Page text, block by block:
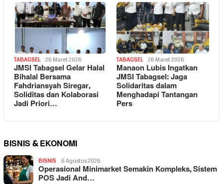
TABAGSEL 26 Maret 2026
JMSI Tabagsel Gelar Halal
Bihalal Bersama
Fahdriansyah Siregar,
Soliditas dan Kolaborasi
Jadi Priori…
TABAGSEL 26 Maret 2026
Manaon Lubis Ingatkan
JMSI Tabagsel: Jaga
Solidaritas dalam
Menghadapi Tantangan
Pers
BISNIS & EKONOMI
BISNIS 6 Agustus 2026
Operasional Minimarket Semakin Kompleks, Sistem
POS Jadi And…